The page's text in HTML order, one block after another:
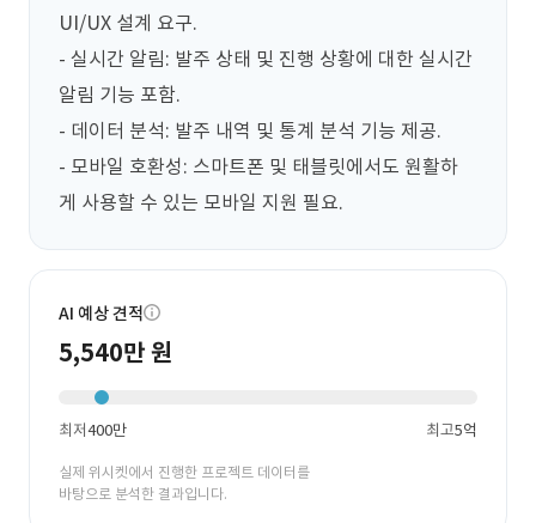
UI/UX 설계 요구.
- 실시간 알림: 발주 상태 및 진행 상황에 대한 실시간
알림 기능 포함.
- 데이터 분석: 발주 내역 및 통계 분석 기능 제공.
- 모바일 호환성: 스마트폰 및 태블릿에서도 원활하
게 사용할 수 있는 모바일 지원 필요.
AI 예상 견적
5,540만 원
최저400만 최고5억
실제 위시켓에서 진행한 프로젝트 데이터를
바탕으로 분석한 결과입니다.